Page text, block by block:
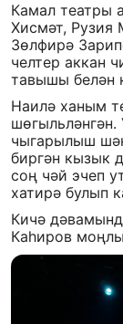
Камал театры
Хисмәт, Рузия
Зөлфирә
челтер аккан
тавышы белән
Наилә ханым
чыгарылыш
биргән кызык
соң чәй эчеп
хатирә булып
Кичә
Каһиров